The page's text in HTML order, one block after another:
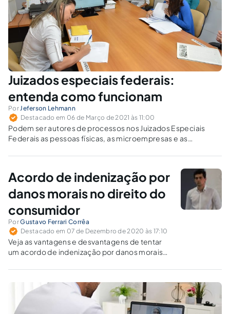
Juizados especiais federais:
entenda como funcionam
Por Jeferson Lehmann
Destacado em 06 de Março de 2021 às 11:00
Podem ser autores de processos nos Juizados Especiais
Federais as pessoas físicas, as microempresas e as
União, as autarquias, as fundações e as empresas públicas
Acordo de indenização por
danos morais no direito do
consumidor
PorGustavo Ferrari Corrêa
Destacado em 07 de Dezembro de 2020 às 17:10
Veja as vantagens e desvantagens de tentar
um acordo de indenização por danos morais